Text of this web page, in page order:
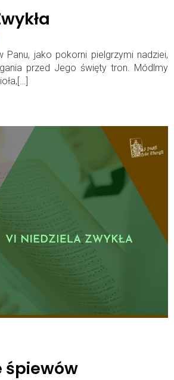
Panu, jako pokorni pielgrzymi nadziei,
przed Jego święty tron. Módlmy
śpiewów